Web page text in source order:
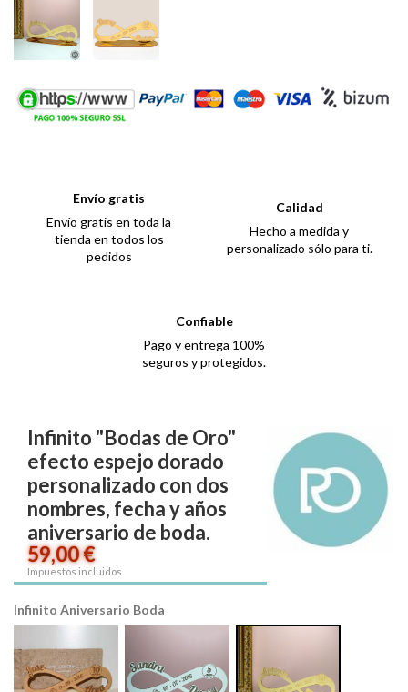
Envío gratis
Envío gratis en toda la
tienda en todos los
pedidos
Calidad
Hecho a medida y
personalizado sólo para ti.
Confiable
Pago y entrega 100%
seguros y protegidos.
Infinito "Bodas de Oro"
efecto espejo dorado
personalizado con dos
nombres, fecha y años
aniversario de boda.
59,00 €
Impuestos incluidos
Infinito Aniversario Boda